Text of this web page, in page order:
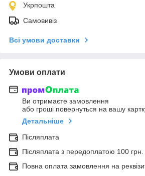
Укрпошта
Самовивіз
Всі умови доставки
Умови оплати
Ви отримаєте замовлення
або гроші повернуться на вашу
Детальніше
Післяплата
Післяплата з передоплатою 100 грн.
Повна оплата замовлення на